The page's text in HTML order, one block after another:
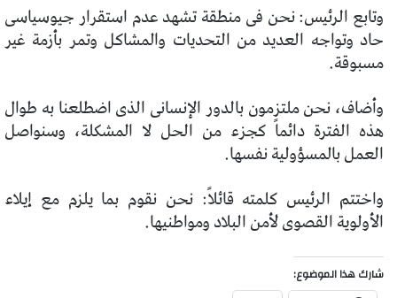
وتابع الرئيس: نحن فى منطقة تشهد عدم استقرار جيوسياسى
حاد وتواجه العديد من التحديات والمشاكل وتمر بأزمة غير
مسبوقة.
وأضاف، نحن ملتزمون بالدور الإنسانى الذى اضطلعنا به طوال
هذه الفترة دائماً كجزء من الحل لا المشكلة، وسنواصل
العمل بالمسؤولية نفسها.
واختتم الرئيس كلمته قائلاً: نحن نقوم بما يلزم مع إيلاء
الأولوية القصوى لأمن البلاد ومواطنيها.
شارك هذا الموضوع: